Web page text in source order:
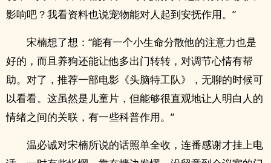
影响吧？我看资料也说宠物能对人起到安抚作用。”
宋楠想了想：“能有一个小生命分散他的注意力也是
好的，而且养狗还能让他多出门转转，对调节心情有帮
助。对了，推荐一部电影《头脑特工队》，无聊的时候可
以看看。这虽然是儿童片，但能够很直观地让人明白人的
情绪之间的关联，有一些科普作用。”
温必诚对宋楠所说的话照单全收，连番感谢才挂上电